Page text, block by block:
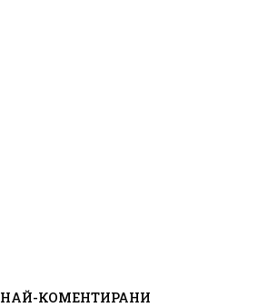
НАЙ-КОМЕНТИРАНИ